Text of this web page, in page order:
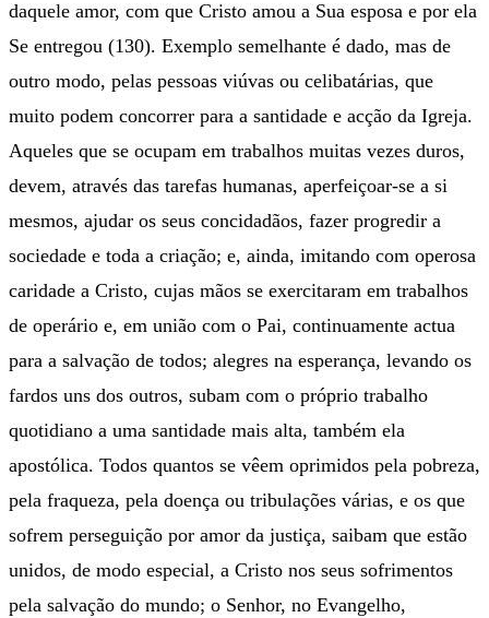
daquele amor, com que Cristo amou a Sua esposa e por ela
Se entregou (130). Exemplo semelhante é dado, mas de
outro modo, pelas pessoas viúvas ou celibatárias, que
muito podem concorrer para a santidade e acção da Igreja.
Aqueles que se ocupam em trabalhos muitas vezes duros,
devem, através das tarefas humanas, aperfeiçoar-se a si
mesmos, ajudar os seus concidadãos, fazer progredir a
sociedade e toda a criação; e, ainda, imitando com operosa
caridade a Cristo, cujas mãos se exercitaram em trabalhos
de operário e, em união com o Pai, continuamente actua
para a salvação de todos; alegres na esperança, levando os
fardos uns dos outros, subam com o próprio trabalho
quotidiano a uma santidade mais alta, também ela
apostólica. Todos quantos se vêem oprimidos pela pobreza,
pela fraqueza, pela doença ou tribulações várias, e os que
sofrem perseguição por amor da justiça, saibam que estão
unidos, de modo especial, a Cristo nos seus sofrimentos
pela salvação do mundo; o Senhor, no Evangelho,